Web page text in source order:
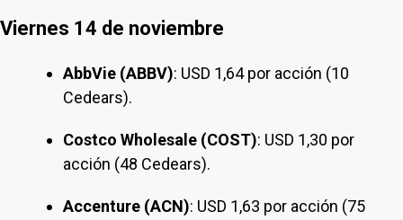
Viernes 14 de noviembre
AbbVie (ABBV): USD 1,64 por acción (10
Cedears).
Costco Wholesale (COST): USD 1,30 por
acción (48 Cedears).
Accenture (ACN): USD 1,63 por acción (75